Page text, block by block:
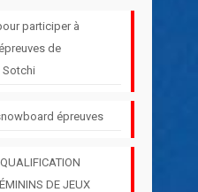
participer à
de
épreuves
DE JEUX